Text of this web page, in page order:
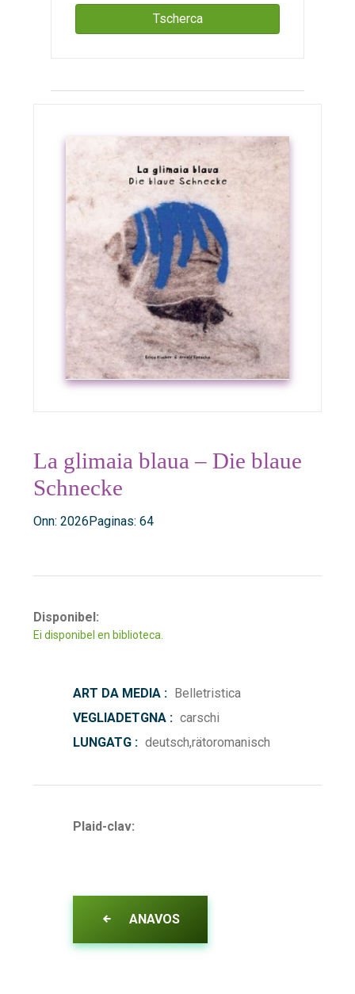
Tscherca
La glimaia blaua – Die blaue
Schnecke
Onn: 2026Paginas: 64
Disponibel:
Ei disponibel en biblioteca.
ART DA MEDIA : Belletristica
VEGLIADETGNA : carschi
LUNGATG : deutsch,rätoromanisch
Plaid-clav:
ANAVOS